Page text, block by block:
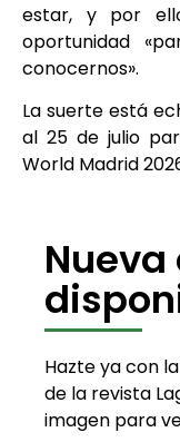
estar, y por
oportunidad
conocernos».
La suerte está
al 25 de julio
World Madrid
Hazte ya con
de la revista
imagen para